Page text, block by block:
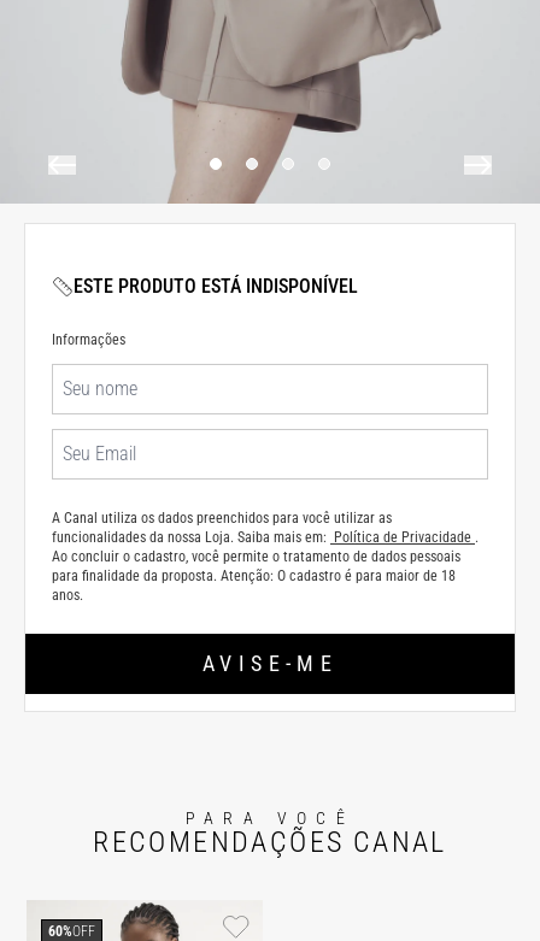
ESTE PRODUTO ESTÁ INDISPONÍVEL
Informações
A Canal utiliza os dados preenchidos para você utilizar as
funcionalidades da nossa Loja. Saiba mais em:
Política de Privacidade .
Ao concluir o cadastro, você permite o tratamento de dados pessoais
para finalidade da proposta. Atenção: O cadastro é para maior de 18
anos.
AVISE-ME
PARA VOCÊ
RECOMENDAÇÕES CANAL
60%OFF